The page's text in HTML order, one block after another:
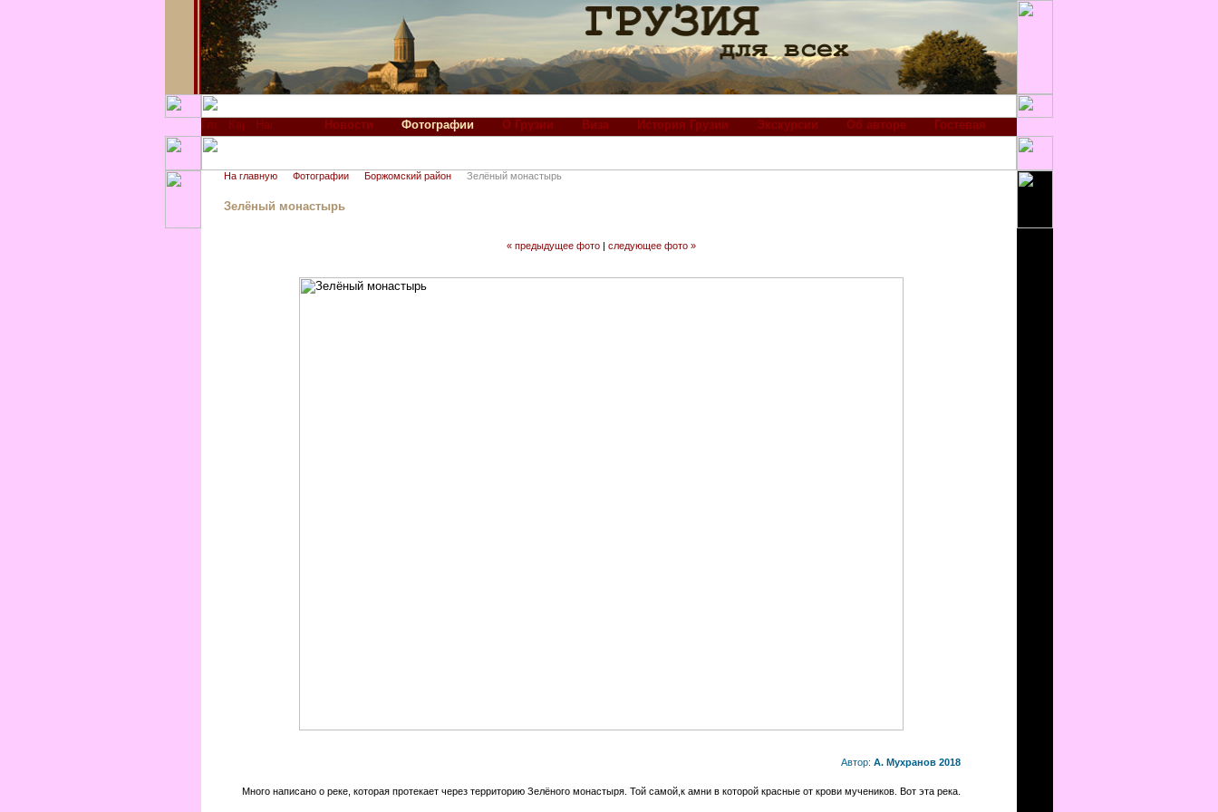
Новости Фотографии О Грузии Виза История Грузии Экскурсии Об авторе Гостевая
На главную Фотографии Боржомский район Зелёный монастырь
Зелёный монастырь
« предыдущее фото | следующее фото »
Автор: А. Мухранов 2018
Много написано о реке, которая протекает через территорию Зелёного монастыря. Той самой,к амни в которой красные от крови мучеников. Вот эта река.